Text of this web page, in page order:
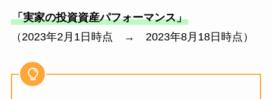
「実家の投資資産パフォーマンス」
（2023年2月1日時点 → 2023年8月18日時点）